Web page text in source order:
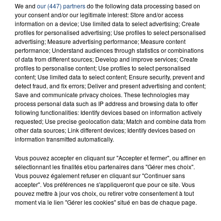
Soleil
GIMS
RADIO CONTACT
FIL D'ACTU
We and our (447) partnersdo the following data processing based on
your consent and/or our legitimate interest: Store and/or access
information on a device; Use limited data to select advertising; Create
profiles for personalised advertising; Use profiles to select personalised
advertising; Measure advertising performance; Measure content
performance; Understand audiences through statistics or combinations
of data from different sources; Develop and improve services; Create
profiles to personalise content; Use profiles to select personalised
content; Use limited data to select content; Ensure security, prevent and
detect fraud, and fix errors; Deliver and present advertising and content;
Save and communicate privacy choices. These technologies may
process personal data such as IP address and browsing data to offer
following functionalities: Identify devices based on information actively
requested; Use precise geolocation data; Match and combine data from
other data sources; Link different devices; Identify devices based on
information transmitted automatically.
Vous pouvez accepter en cliquant sur "Accepter et fermer", ou affiner en
sélectionnant les finalités et/ou partenaires dans "Gérer mes choix".
Vous pouvez également refuser en cliquant sur "Continuer sans
accepter". Vos préférences ne s'appliqueront que pour ce site. Vous
pouvez mettre à jour vos choix, ou retirer votre consentement à tout
moment via le lien "Gérer les cookies" situé en bas de chaque page.